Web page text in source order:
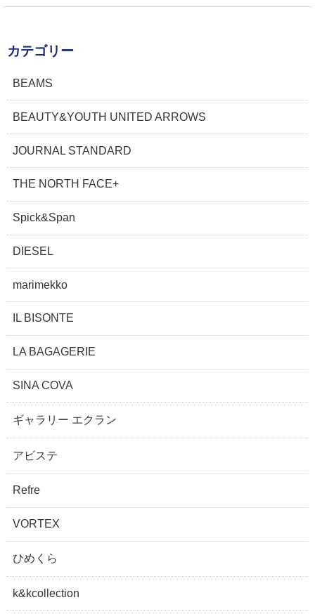
カテゴリー
BEAMS
BEAUTY&YOUTH UNITED ARROWS
JOURNAL STANDARD
THE NORTH FACE+
Spick&Span
DIESEL
marimekko
IL BISONTE
LA BAGAGERIE
SINA COVA
ギャラリー エクラン
アビステ
Refre
VORTEX
ひめくら
k&kcollection